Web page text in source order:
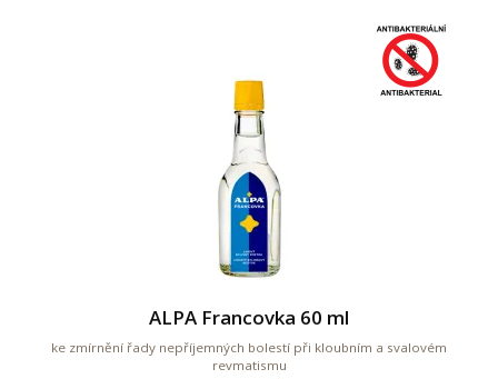
ALPA Francovka 60 ml
ke zmírnění řady nepříjemných bolestí při kloubním a svalovém
revmatismu